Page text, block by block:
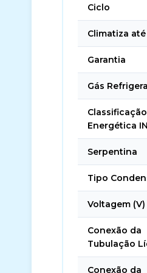
Ciclo
Climatiza até
Garantia
Gás
Classificação
Energética
Serpentina
Tipo
Voltagem (V)
Conexão da
Tubulação
Conexão da